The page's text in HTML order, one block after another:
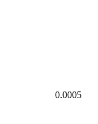
0.0005